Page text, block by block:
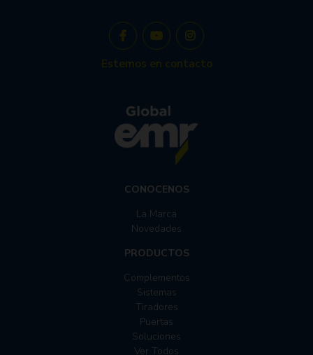
CONOCENOS
La Marca
Novedades
PRODUCTOS
Complementos
Sistemas
Tiradores
Puertas
Soluciones
Ver Todos
Estemos en contacto